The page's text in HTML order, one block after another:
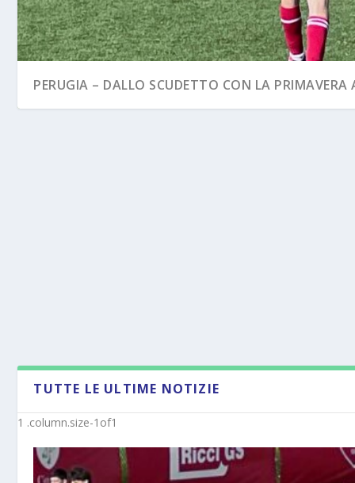
PERUGIA – DALLO SCUDETTO CON LA PRIMAVERA
TUTTE LE ULTIME NOTIZIE